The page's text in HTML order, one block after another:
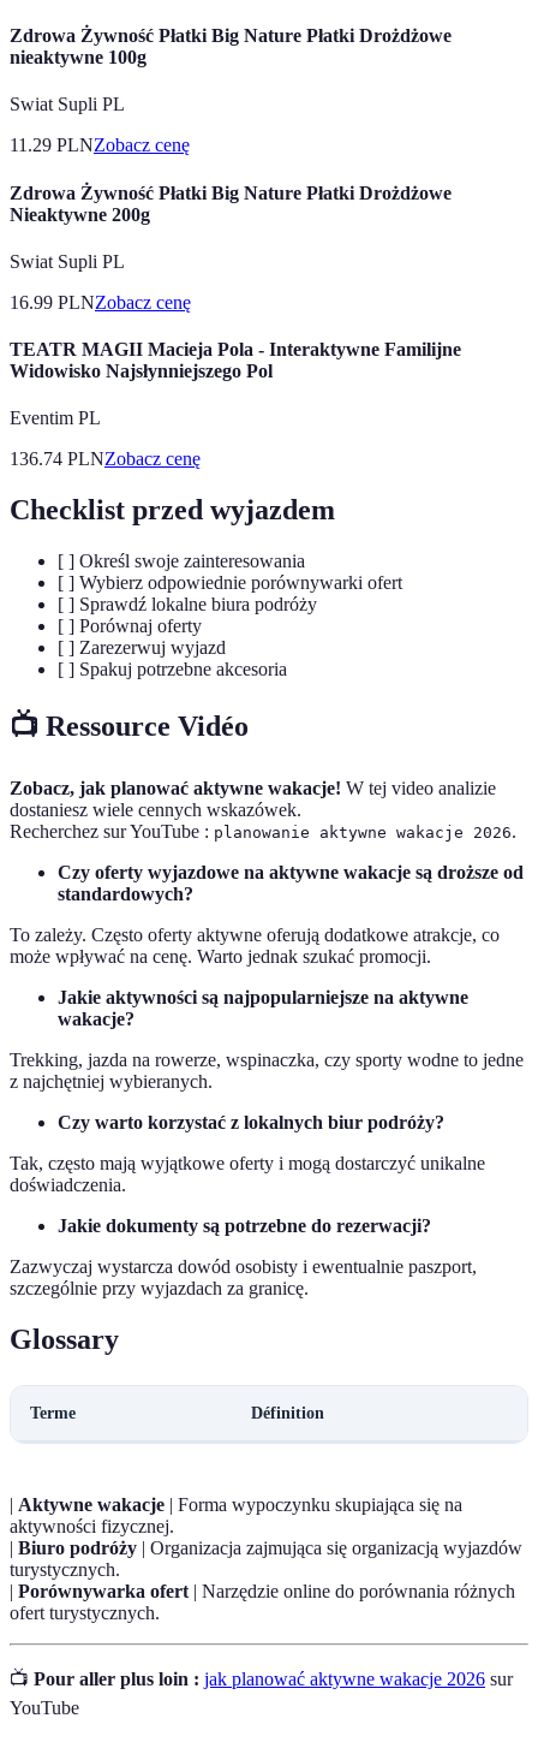
Zdrowa Żywność Płatki Big Nature Płatki Drożdżowe
nieaktywne 100g
Swiat Supli PL
11.29 PLNZobacz cenę
Zdrowa Żywność Płatki Big Nature Płatki Drożdżowe
Nieaktywne 200g
Swiat Supli PL
16.99 PLNZobacz cenę
TEATR MAGII Macieja Pola - Interaktywne Familijne
Widowisko Najsłynniejszego Pol
Eventim PL
136.74 PLNZobacz cenę
Checklist przed wyjazdem
[ ] Określ swoje zainteresowania
[ ] Wybierz odpowiednie porównywarki ofert
[ ] Sprawdź lokalne biura podróży
[ ] Porównaj oferty
[ ] Zarezerwuj wyjazd
[ ] Spakuj potrzebne akcesoria
📺 Ressource Vidéo
Zobacz, jak planować aktywne wakacje! W tej video analizie
dostaniesz wiele cennych wskazówek.
Recherchez sur YouTube : planowanie aktywne wakacje 2026.
Czy oferty wyjazdowe na aktywne wakacje są droższe od
standardowych?
To zależy. Często oferty aktywne oferują dodatkowe atrakcje, co
może wpływać na cenę. Warto jednak szukać promocji.
Jakie aktywności są najpopularniejsze na aktywne
wakacje?
Trekking, jazda na rowerze, wspinaczka, czy sporty wodne to jedne
z najchętniej wybieranych.
Czy warto korzystać z lokalnych biur podróży?
Tak, często mają wyjątkowe oferty i mogą dostarczyć unikalne
doświadczenia.
Jakie dokumenty są potrzebne do rezerwacji?
Zazwyczaj wystarcza dowód osobisty i ewentualnie paszport,
szczególnie przy wyjazdach za granicę.
Glossary
Terme Définition
| Aktywne wakacje | Forma wypoczynku skupiająca się na
aktywności fizycznej.
| Biuro podróży | Organizacja zajmująca się organizacją wyjazdów
turystycznych.
| Porównywarka ofert | Narzędzie online do porównania różnych
ofert turystycznych.
📺 Pour aller plus loin : jak planować aktywne wakacje 2026 sur
YouTube